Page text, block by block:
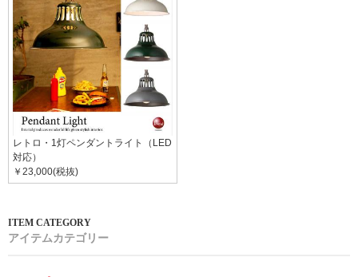
レトロ・1灯ペンダントライト（LED
対応）
￥23,000(税抜)
アイテムカテゴリー